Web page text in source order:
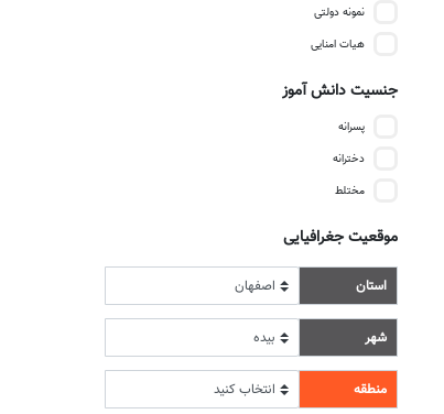
نمونه دولتی
هیات امنایی
جنسیت دانش آموز
پسرانه
دخترانه
مختلط
موقعیت جغرافیایی
استان
شهر
منطقه